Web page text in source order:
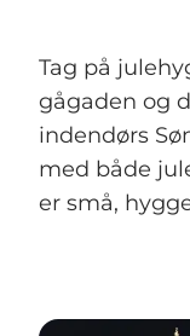
Overnatning
Den store
Tag på
gågaden og
indendørs
med både
er små,